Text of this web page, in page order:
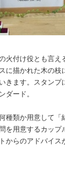
火付け役とも言え
に描かれた木の枝
きます。スタンプ
ダード。
種類か用意して「
を用意するカップ
からのアドバイス